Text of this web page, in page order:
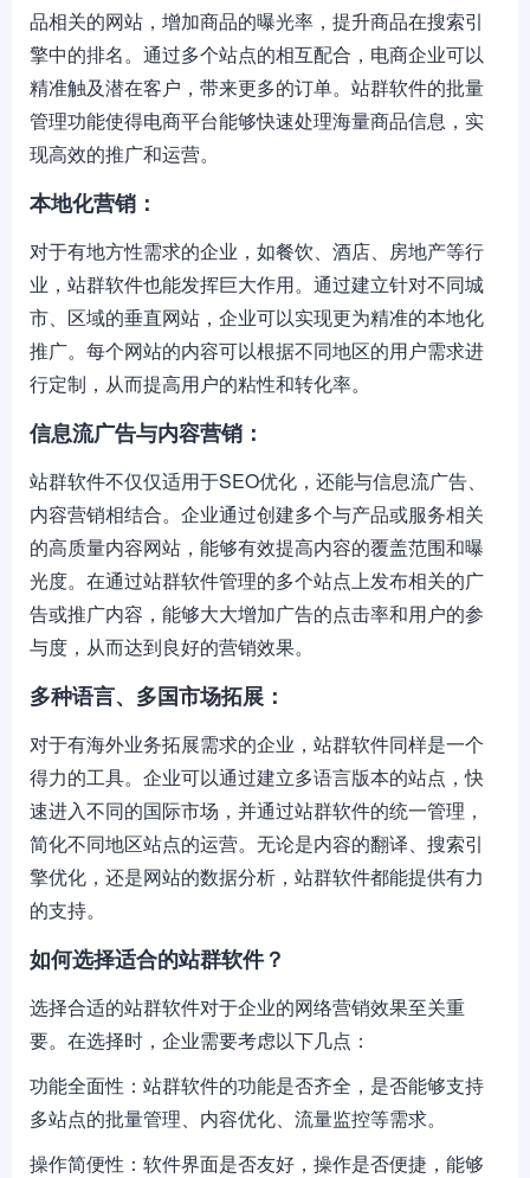
品相关的网站，增加商品的曝光率，提升商品在搜索引
擎中的排名。通过多个站点的相互配合，电商企业可以
精准触及潜在客户，带来更多的订单。站群软件的批量
管理功能使得电商平台能够快速处理海量商品信息，实
现高效的推广和运营。
本地化营销：
对于有地方性需求的企业，如餐饮、酒店、房地产等行
业，站群软件也能发挥巨大作用。通过建立针对不同城
市、区域的垂直网站，企业可以实现更为精准的本地化
推广。每个网站的内容可以根据不同地区的用户需求进
行定制，从而提高用户的粘性和转化率。
信息流广告与内容营销：
站群软件不仅仅适用于SEO优化，还能与信息流广告、
内容营销相结合。企业通过创建多个与产品或服务相关
的高质量内容网站，能够有效提高内容的覆盖范围和曝
光度。在通过站群软件管理的多个站点上发布相关的广
告或推广内容，能够大大增加广告的点击率和用户的参
与度，从而达到良好的营销效果。
多种语言、多国市场拓展：
对于有海外业务拓展需求的企业，站群软件同样是一个
得力的工具。企业可以通过建立多语言版本的站点，快
速进入不同的国际市场，并通过站群软件的统一管理，
简化不同地区站点的运营。无论是内容的翻译、搜索引
擎优化，还是网站的数据分析，站群软件都能提供有力
的支持。
如何选择适合的站群软件？
选择合适的站群软件对于企业的网络营销效果至关重
要。在选择时，企业需要考虑以下几点：
功能全面性：站群软件的功能是否齐全，是否能够支持
多站点的批量管理、内容优化、流量监控等需求。
操作简便性：软件界面是否友好，操作是否便捷，能够